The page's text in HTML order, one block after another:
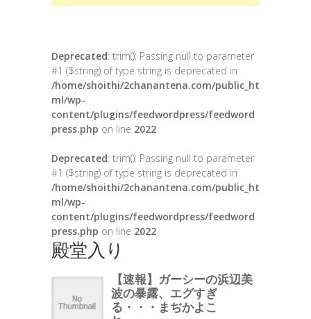
Deprecated: trim(): Passing null to parameter
#1 ($string) of type string is deprecated in
/home/shoithi/2chanantena.com/public_ht
ml/wp-
content/plugins/feedwordpress/feedword
press.php on line 2022
Deprecated: trim(): Passing null to parameter
#1 ($string) of type string is deprecated in
/home/shoithi/2chanantena.com/public_ht
ml/wp-
content/plugins/feedwordpress/feedword
press.php on line 2022
殿堂入り